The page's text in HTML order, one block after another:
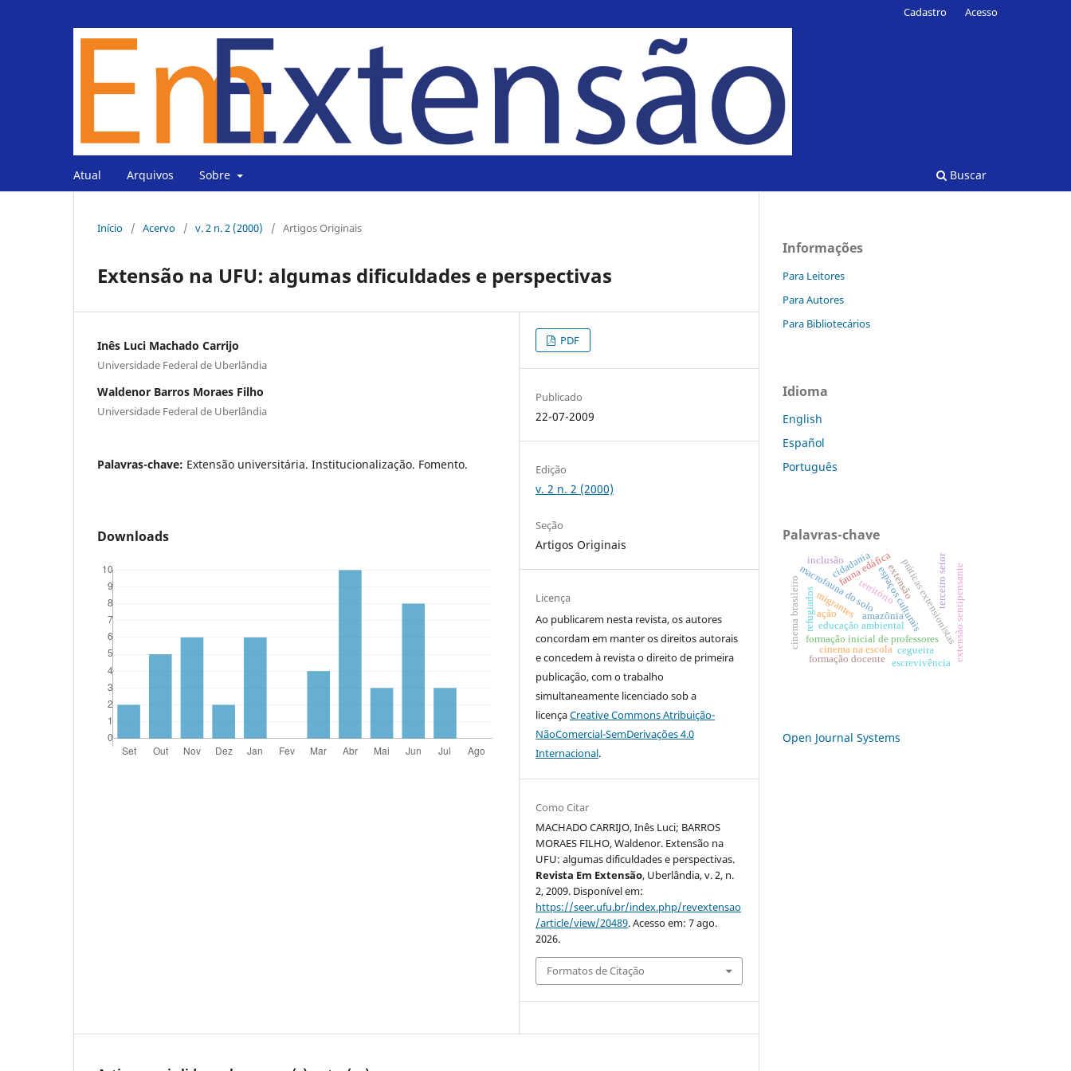
Atual Arquivos Sobre Buscar
Cadastro Acesso
Início / Acervo / v. 2 n. 2 (2000) / Artigos Originais
Extensão na UFU: algumas dificuldades e perspectivas
Inês Luci Machado Carrijo
Universidade Federal de Uberlândia
Waldenor Barros Moraes Filho
Universidade Federal de Uberlândia
Palavras-chave: Extensão universitária. Institucionalização. Fomento.
Downloads
PDF
Publicado
22-07-2009
Edição
v. 2 n. 2 (2000)
Seção
Artigos Originais
Licença
Ao publicarem nesta revista, os autores
concordam em manter os direitos autorais
e concedem à revista o direito de primeira
publicação, com o trabalho
simultaneamente licenciado sob a
licençaCreative Commons Atribuição-
NãoComercial-SemDerivações 4.0
Internacional.
Como Citar
MACHADO CARRIJO, Inês Luci; BARROS
MORAES FILHO, Waldenor. Extensão na
UFU: algumas dificuldades e perspectivas.
Revista Em Extensão, Uberlândia, v. 2, n.
2, 2009. Disponível em:
https://seer.ufu.br/index.php/revextensao
/article/view/20489. Acesso em: 7 ago.
2026.
Formatos de Citação
Informações
Para Leitores
Para Autores
Para Bibliotecários
Idioma
English
Español
Português
Palavras-chave
espaços culturais
formação inicial de professores
práticas extensionistas
amazônia
macrofauna do solo
fauna edáfica
educação ambiental
cinema na escola
cinema brasileiro
formação docente
terceiro setorextensão sentipensante
território
refugiadosmigrantes
cegueira
ação
cidadania
inclusão
extensão
escrevivência
Open Journal Systems